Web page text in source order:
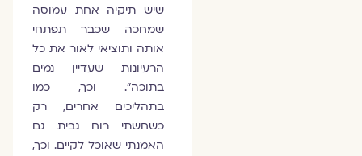
שיש תיקיה אחת עמוסה
שמחכה שכבר תפתחי
אותה ותוציאי לאור את כל
הרעיונות שעדיין נמים
בתוכה״. וכך, כמו
בתהליכים אחרים, רק
כשחשתי רוח גבית גם
האמנתי שאוכל לקיים. וכך,